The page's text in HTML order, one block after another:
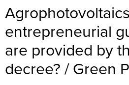
entrepreneurial
are provided by
decree? / Green